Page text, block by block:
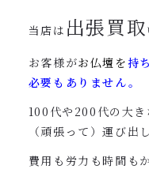
当店は 出張買取
お客様がお仏壇を持
必要もありません。
100代や200代の大
（頑張って）運び出
費用も労力も時間も